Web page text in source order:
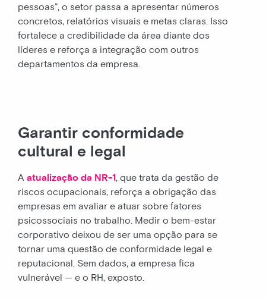
pessoas”, o setor passa a apresentar números
concretos, relatórios visuais e metas claras. Isso
fortalece a credibilidade da área diante dos
líderes e reforça a integração com outros
departamentos da empresa.
Garantir conformidade
cultural e legal
A atualização da NR-1, que trata da gestão de
riscos ocupacionais, reforça a obrigação das
empresas em avaliar e atuar sobre fatores
psicossociais no trabalho. Medir o bem-estar
corporativo deixou de ser uma opção para se
tornar uma questão de conformidade legal e
reputacional. Sem dados, a empresa fica
vulnerável — e o RH, exposto.